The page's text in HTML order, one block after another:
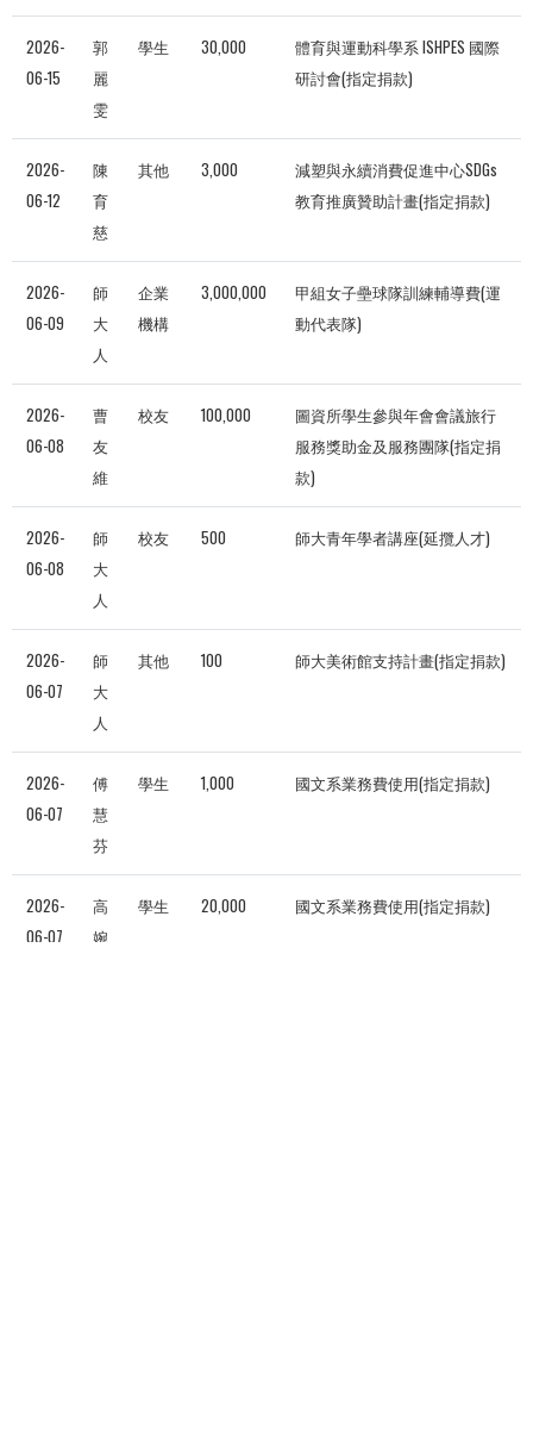
2026-
06-15
郭
麗
雯
學生 30,000
體育與運動科學系 ISHPES 國際
研討會(指定捐款)
2026-
06-12
陳
育
慈
其他 3,000
減塑與永續消費促進中心SDGs
教育推廣贊助計畫(指定捐款)
2026-
06-09
師
大
人
企業
機構
3,000,000
甲組女子壘球隊訓練輔導費(運
動代表隊)
2026-
06-08
曹
友
維
校友 100,000
圖資所學生參與年會會議旅行
服務獎助金及服務團隊(指定捐
款)
2026-
06-08
師
大
人
校友 500 師大青年學者講座(延攬人才)
2026-
06-07
師
大
人
其他 100 師大美術館支持計畫(指定捐款)
2026-
06-07
傅
慧
芬
學生 1,000 國文系業務費使用(指定捐款)
2026-
06-07
高
婉
學生 20,000 國文系業務費使用(指定捐款)